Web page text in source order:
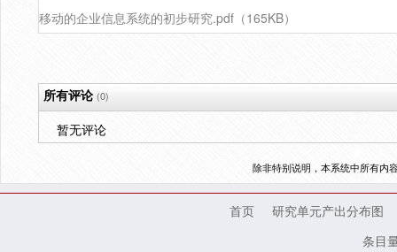
移动的企业信息系统的初步研究.pdf（165KB）
所有评论(0)
暂无评论
除非特别说明，本系统中所有内
首页
研究单元产出分布图
条目